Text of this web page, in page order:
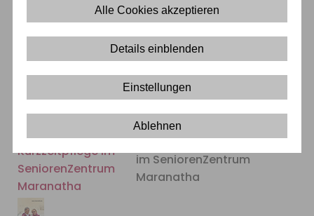
Alle Cookies akzeptieren
Details einblenden
Einstellungen
Ablehnen
Weitere Informationen über das SeniorenZentrum
Maranatha können Sie hier herunterladen.
Ausbildung im Maranatha
Willkommen sein
Urlaub und Kurzzeitpflege
im SeniorenZentrum
Maranatha